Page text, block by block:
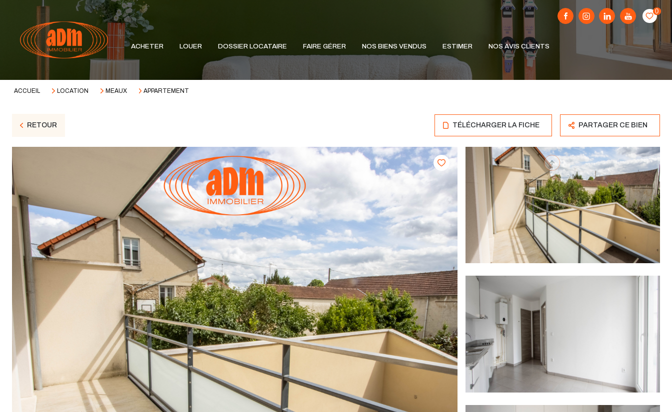
0
ACHETER LOUER DOSSIER LOCATAIRE FAIRE GÉRER NOS BIENS VENDUS ESTIMER NOS AVIS CLIENTS
ACCUEIL LOCATION MEAUX APPARTEMENT
RETOUR TÉLÉCHARGER LA FICHE PARTAGER CE BIEN